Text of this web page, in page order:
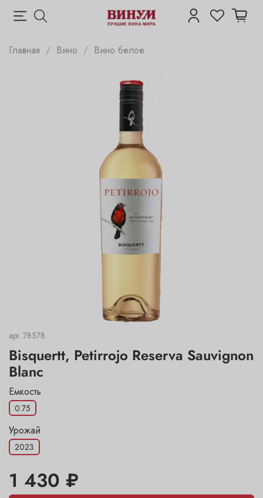
Главная Вино Вино белое
арт. 78578
Bisquertt, Petirrojo Reserva Sauvignon
Blanc
Емкость
0.75
Урожай
2023
1 430 ₽